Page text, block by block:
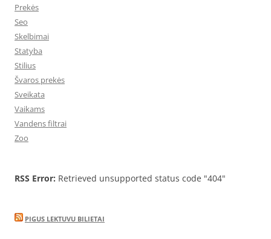
Prekės
Seo
Skelbimai
Statyba
Stilius
Švaros prekės
Sveikata
Vaikams
Vandens filtrai
Zoo
RSS Error: Retrieved unsupported status code "404"
PIGUS LEKTUVU BILIETAI